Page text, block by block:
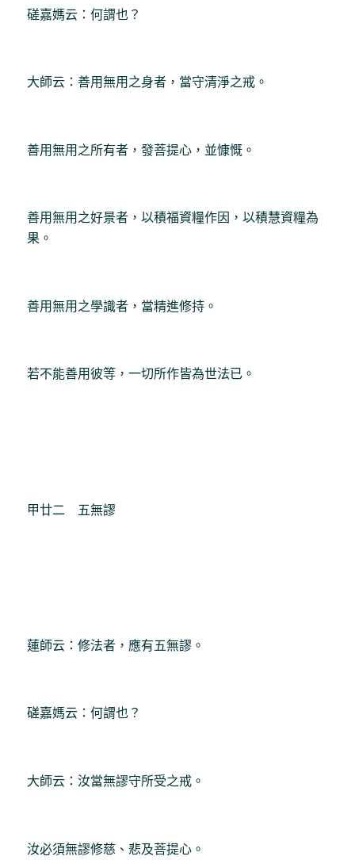
磋嘉媽云：何謂也？
大師云：善用無用之身者，當守清淨之戒。
善用無用之所有者，發菩提心，並慷慨。
善用無用之好景者，以積福資糧作因，以積慧資糧為
果。
善用無用之學識者，當精進修持。
若不能善用彼等，一切所作皆為世法已。
甲廿二 五無謬
蓮師云：修法者，應有五無謬。
磋嘉媽云：何謂也？
大師云：汝當無謬守所受之戒。
汝必須無謬修慈、悲及菩提心。